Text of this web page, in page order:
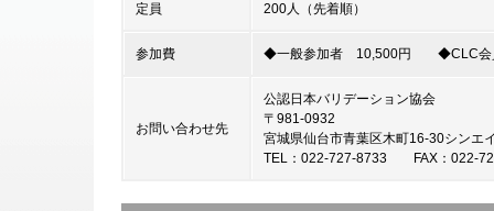
定員 200人（先着順）
参加費 ◆一般参加者 10,500円 ◆CLC会
お問い合わせ先
公認日本バリデーション協会
〒981-0932
宮城県仙台市青葉区木町16-30シンエ
TEL：022-727-8733 FAX：022-